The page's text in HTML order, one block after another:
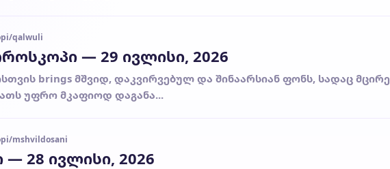
qalwuli
— 29 ივლისი, 2026
brings მშვიდ, დაკვირვებულ და შინაარსიან ფონს, სადაც მცირე
უფრო მკაფიოდ დაგანა...
mshvildosani
28 ივლისი, 2026